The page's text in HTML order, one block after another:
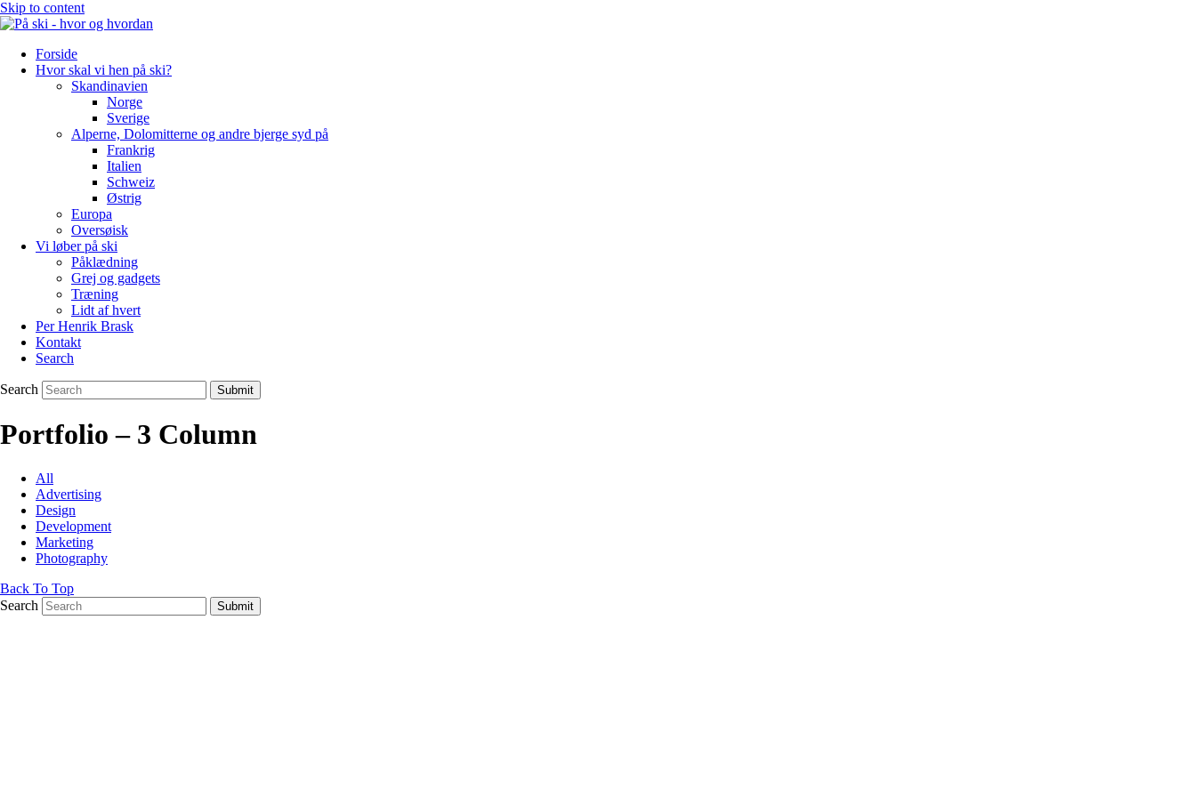
Skip to content
Forside
Hvor skal vi hen på ski?
Skandinavien
Norge
Sverige
Alperne, Dolomitterne og andre bjerge syd på
Frankrig
Italien
Schweiz
Østrig
Europa
Oversøisk
Vi løber på ski
Påklædning
Grej og gadgets
Træning
Lidt af hvert
Per Henrik Brask
Kontakt
Search
Search Submit
Portfolio – 3 Column
All
Advertising
Design
Development
Marketing
Photography
Back To Top
Search
Submit